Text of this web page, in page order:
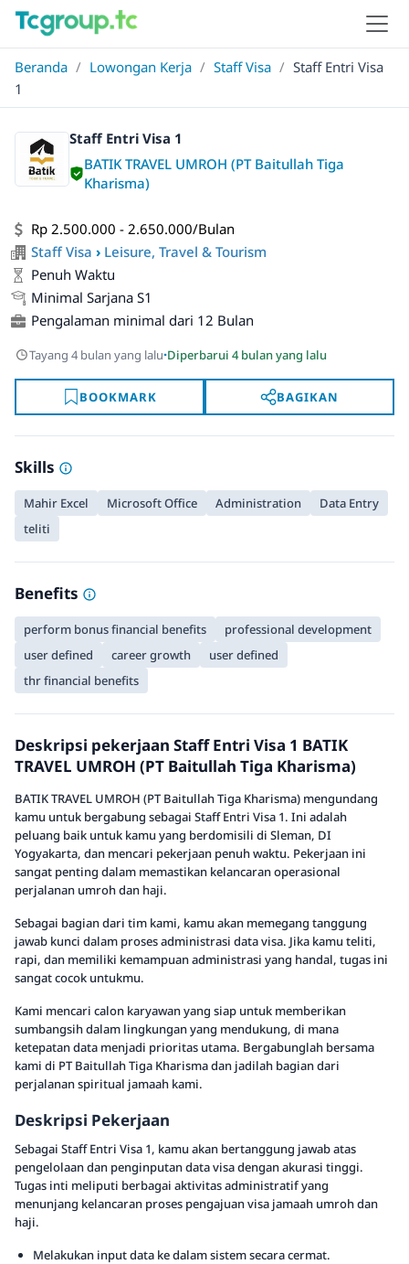
Beranda / Lowongan Kerja / Staff Visa / Staff Entri Visa
1
Staff Entri Visa 1
BATIK TRAVEL UMROH (PT Baitullah Tiga
Kharisma)
Rp 2.500.000 - 2.650.000/Bulan
Staff Visa › Leisure, Travel & Tourism
Penuh Waktu
Minimal Sarjana S1
Pengalaman minimal dari 12 Bulan
Tayang 4 bulan yang lalu·Diperbarui 4 bulan yang lalu
BOOKMARK BAGIKAN
Skills
Mahir Excel Microsoft Office Administration
Data Entry
teliti
Benefits
perform bonus financial benefits
professional development
user defined
career growth
user defined
thr financial benefits
Deskripsi pekerjaan Staff Entri Visa 1 BATIK
TRAVEL UMROH (PT Baitullah Tiga Kharisma)
BATIK TRAVEL UMROH (PT Baitullah Tiga Kharisma) mengundang
kamu untuk bergabung sebagai Staff Entri Visa 1. Ini adalah
peluang baik untuk kamu yang berdomisili di Sleman, DI
Yogyakarta, dan mencari pekerjaan penuh waktu. Pekerjaan ini
sangat penting dalam memastikan kelancaran operasional
perjalanan umroh dan haji.
Sebagai bagian dari tim kami, kamu akan memegang tanggung
jawab kunci dalam proses administrasi data visa. Jika kamu teliti,
rapi, dan memiliki kemampuan administrasi yang handal, tugas ini
sangat cocok untukmu.
Kami mencari calon karyawan yang siap untuk memberikan
sumbangsih dalam lingkungan yang mendukung, di mana
ketepatan data menjadi prioritas utama. Bergabunglah bersama
kami di PT Baitullah Tiga Kharisma dan jadilah bagian dari
perjalanan spiritual jamaah kami.
Deskripsi Pekerjaan
Sebagai Staff Entri Visa 1, kamu akan bertanggung jawab atas
pengelolaan dan penginputan data visa dengan akurasi tinggi.
Tugas inti meliputi berbagai aktivitas administratif yang
menunjang kelancaran proses pengajuan visa jamaah umroh dan
haji.
Melakukan input data ke dalam sistem secara cermat.